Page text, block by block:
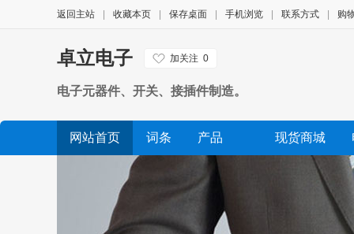
返回主站 收藏本页 保存桌面 手机浏览 联系方式 购
卓立电子 加关注 0
电子元器件、开关、接插件制造。
网站首页 词条 产品 现货商城
展会信息